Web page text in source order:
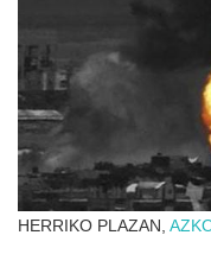
HERRIKO PLAZAN,